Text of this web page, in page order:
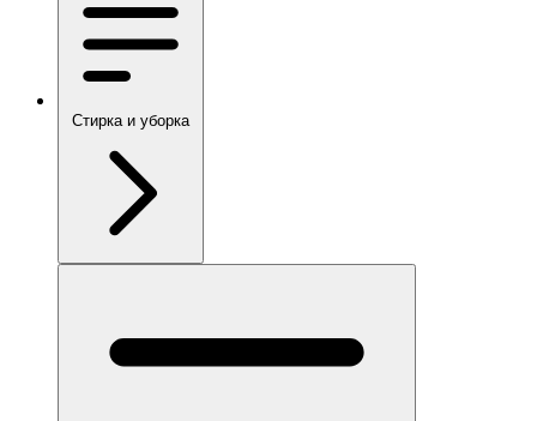
Стирка и уборка